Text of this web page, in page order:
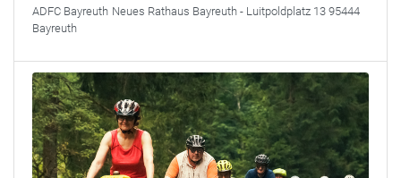
ADFC Bayreuth Neues Rathaus Bayreuth - Luitpoldplatz 13 95444
Bayreuth